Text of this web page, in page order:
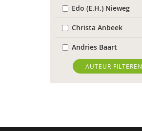
Edo (E.H.) Nieweg
Christa Anbeek
Andries Baart
Vivianne Baur
Elena Bendien
AUTEUR FILTEREN